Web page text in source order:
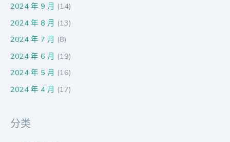
2024 年 9 月 (14)
2024 年 8 月 (13)
2024 年 7 月 (8)
2024 年 6 月 (19)
2024 年 5 月 (16)
2024 年 4 月 (17)
分类